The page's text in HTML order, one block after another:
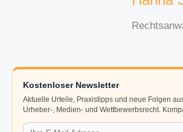
Kostenloser Newsletter
Aktuelle Urteile, Praxistipps und neue Folgen
Urheber-, Medien- und Wettbewerbsrecht.